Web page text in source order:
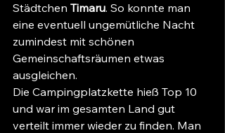
Städtchen Timaru. So konnte man
eine eventuell ungemütliche Nacht
zumindest mit schönen
Gemeinschaftsräumen etwas
ausgleichen.
Die Campingplatzkette hieß Top 10
und war im gesamten Land gut
verteilt immer wieder zu finden. Man